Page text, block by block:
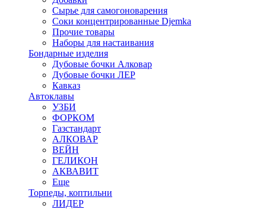
Сырье для самогоноварения
Соки концентрированные Djemka
Прочие товары
Наборы для настаивания
Бондарные изделия
Дубовые бочки Алковар
Дубовые бочки ЛЕР
Кавказ
Автоклавы
УЗБИ
ФОРКОМ
Газстандарт
АЛКОВАР
ВЕЙН
ГЕЛИКОН
АКВАВИТ
Еще
Торпеды, коптильни
ЛИДЕР